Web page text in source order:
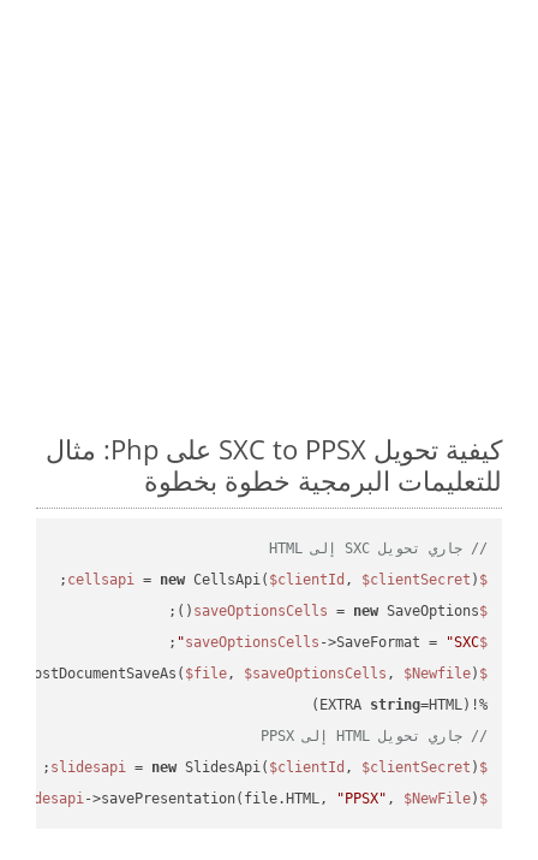
كيفية تحويل SXC to PPSX على Php: مثال
للتعليمات البرمجية خطوة بخطوة
// جاري تحويل SXC إلى HTML
$cellsapi
= new CellsApi( $clientId , $clientSecret );
$saveOptionsCells
= new SaveOptions();
$saveOptionsCells
->SaveFormat = "SXC"
;
$cellsApiResult
$file, $saveOptionsCells , $Newfile
%!(EXTRA
string=HTML)
// جاري تحويل HTML إلى PPSX
$slidesapi
= new SlidesApi( $clientId , $clientSecret );
$slidesapi
->savePresentation(file.HTML, "PPSX" , $NewFile);